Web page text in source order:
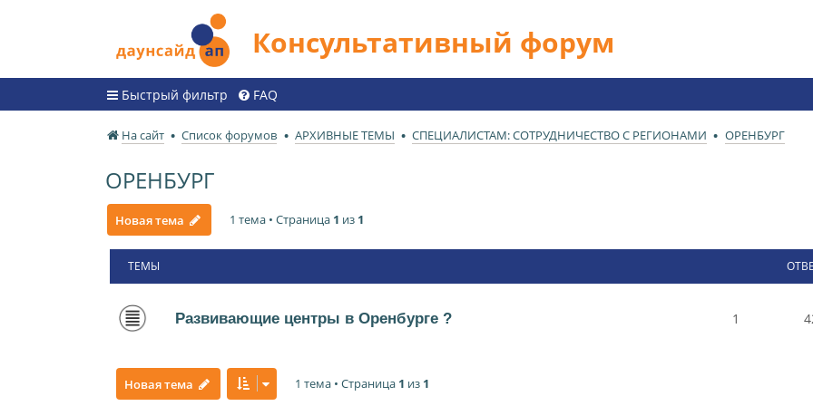
Консультативный форум
Быстрый фильтр FAQ
На сайт Список форумов АРХИВНЫЕ ТЕМЫ СПЕЦИАЛИСТАМ: СОТРУДНИЧЕСТВО С РЕГИОНАМИ ОРЕНБУРГ
ОРЕНБУРГ
Новая тема 1 тема • Страница 1 из 1
ТЕМЫ
Развивающие центры в Оренбурге ? 1
Новая тема 1 тема • Страница 1 из 1